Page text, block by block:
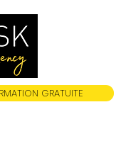
GRATUITE